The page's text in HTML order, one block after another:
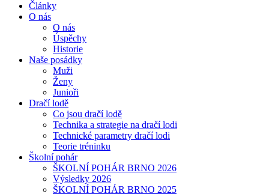
Články
O nás
O nás
Úspěchy
Historie
Naše posádky
Muži
Ženy
Junioři
Dračí lodě
Co jsou dračí lodě
Technika a strategie na dračí lodi
Technické parametry dračí lodi
Teorie tréninku
Školní pohár
ŠKOLNÍ POHÁR BRNO 2026
Výsledky 2026
ŠKOLNÍ POHÁR BRNO 2025